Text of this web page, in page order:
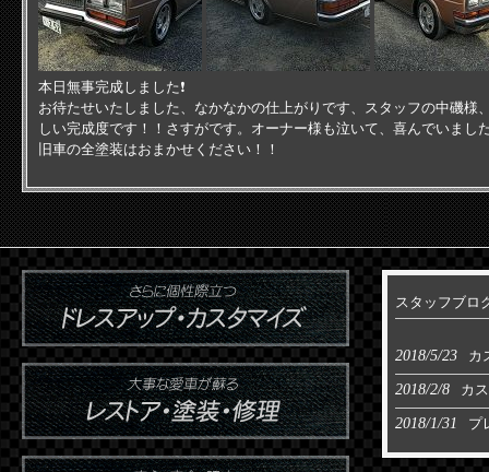
本日無事完成しました❗
お待たせいたしました、なかなかの仕上がりです、スタッフの中磯
しい完成度です！！さすがです。オーナー様も泣いて、喜んでいま
旧車の全塗装はおまかせください！！
スタッフブロ
2018/5/23 カ
2018/2/8 カ
2018/1/31 プ